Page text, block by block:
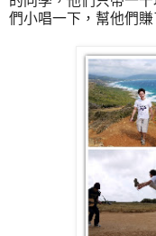
們小唱一下，幫他們